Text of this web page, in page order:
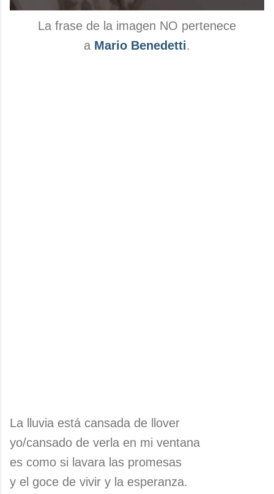
La frase de la imagen NO pertenece
a Mario Benedetti.
La lluvia está cansada de llover
yo/cansado de verla en mi ventana
es como si lavara las promesas
y el goce de vivir y la esperanza.